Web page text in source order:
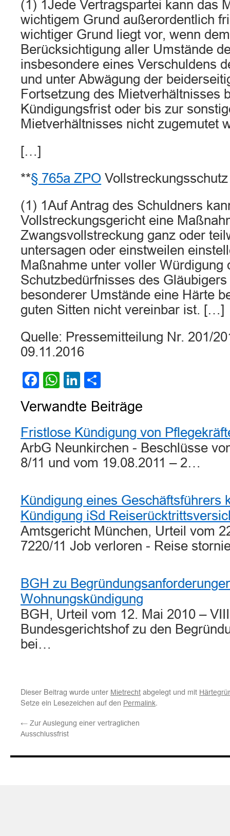
(1) 1Jede Vertragspartei kann das
wichtigem Grund außerordentlich
wichtiger Grund liegt vor, wenn
Berücksichtigung aller Umstände
insbesondere eines Verschuldens
und unter Abwägung der
Fortsetzung des Mietverhältnisses
Kündigungsfrist oder bis zur
Mietverhältnisses nicht zugemutet
[…]
**§ 765a ZPO Vollstreckungsschutz
(1) 1Auf Antrag des Schuldners
Vollstreckungsgericht eine
Zwangsvollstreckung ganz oder
untersagen oder einstweilen
Maßnahme unter voller Würdigung
Schutzbedürfnisses des
besonderer Umstände eine Härte
guten Sitten nicht vereinbar ist. […]
Quelle: Pressemitteilung Nr. 201/
09.11.2016
Facebook
WhatsApp
LinkedIn
Verwandte Beiträge
Fristlose Kündigung von
ArbG Neunkirchen - Beschlüsse
8/11 und vom 19.08.2011 – 2…
Kündigung eines Geschäftsführers
Kündigung iSd
Amtsgericht München, Urteil vom
7220/11 Job verloren - Reise
BGH zu
Wohnungskündigung
BGH, Urteil vom 12. Mai 2010 –
Bundesgerichtshof zu den
bei…
Dieser Beitrag wurde unter Mietrecht abgelegt und mit
Setze ein Lesezeichen auf den Permalink.
← Zur Auslegung einer vertraglichen
Ausschlussfrist